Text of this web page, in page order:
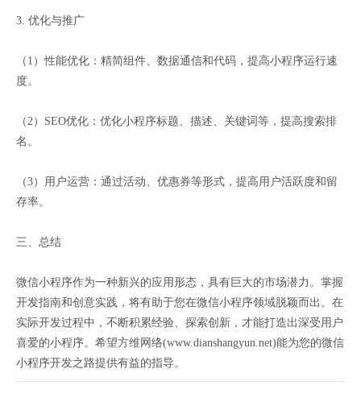
3. 优化与推广
（1）性能优化：精简组件、数据通信和代码，提高小程序运行速
度。
（2）SEO优化：优化小程序标题、描述、关键词等，提高搜索排
名。
（3）用户运营：通过活动、优惠券等形式，提高用户活跃度和留
存率。
三、总结
微信小程序作为一种新兴的应用形态，具有巨大的市场潜力。掌握
开发指南和创意实践，将有助于您在微信小程序领域脱颖而出。在
实际开发过程中，不断积累经验、探索创新，才能打造出深受用户
喜爱的小程序。希望方维网络(www.dianshangyun.net)能为您的微信
小程序开发之路提供有益的指导。